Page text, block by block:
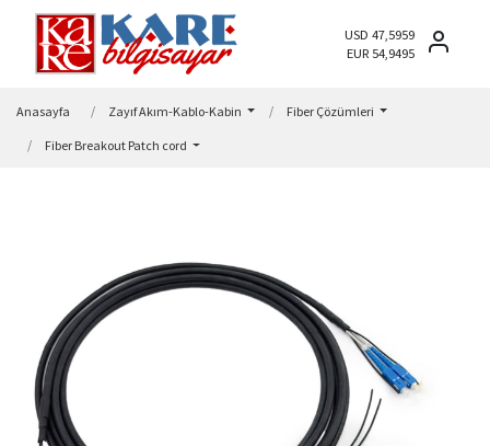
USD 47,5959
EUR 54,9495
Anasayfa Zayıf Akım-Kablo-Kabin Fiber Çözümleri
Fiber Breakout Patch cord